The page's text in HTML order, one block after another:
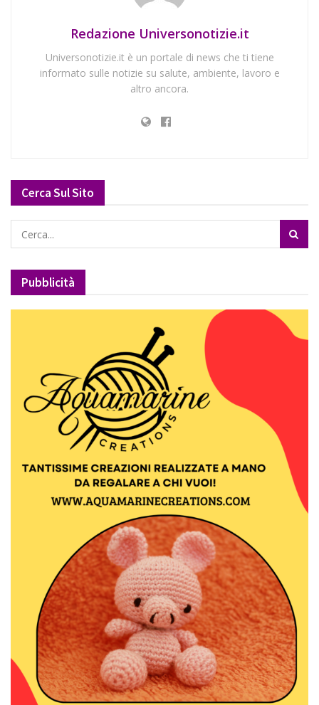
Redazione Universonotizie.it
Universonotizie.it è un portale di news che ti tiene
informato sulle notizie su salute, ambiente, lavoro e
altro ancora.
Cerca Sul Sito
Pubblicità